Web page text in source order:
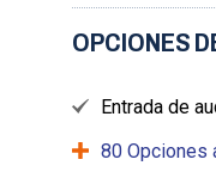
OPCIONES
Entrada de
80 Opciones